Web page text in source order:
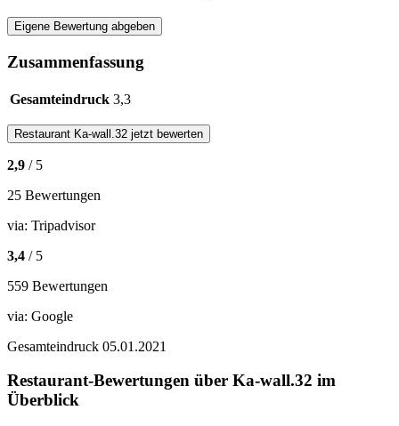
Eigene Bewertung abgeben
Zusammenfassung
Gesamteindruck 3,3
Restaurant Ka-wall.32 jetzt bewerten
2,9 / 5
25 Bewertungen
via: Tripadvisor
3,4 / 5
559 Bewertungen
via: Google
Gesamteindruck 05.01.2021
Restaurant-Bewertungen über Ka-wall.32 im
Überblick